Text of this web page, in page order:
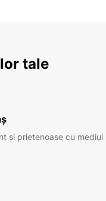
tale
și prietenoase cu mediul